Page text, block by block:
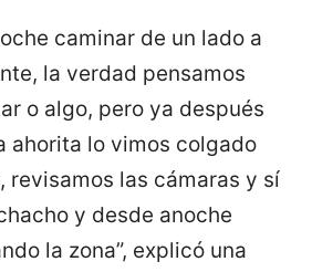
caminar de un lado a
la verdad pensamos
o algo, pero ya después
ahorita lo vimos colgado
revisamos las cámaras y sí
y desde anoche
la zona”, explicó una